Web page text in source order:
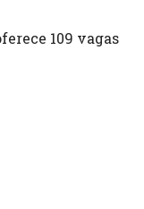
109 vagas